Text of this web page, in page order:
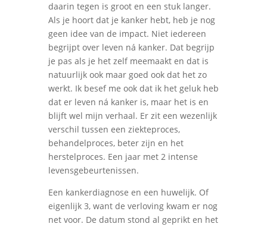
daarin tegen is groot en een stuk langer.
Als je hoort dat je kanker hebt, heb je nog
geen idee van de impact. Niet iedereen
begrijpt over leven ná kanker. Dat begrijp
je pas als je het zelf meemaakt en dat is
natuurlijk ook maar goed ook dat het zo
werkt. Ik besef me ook dat ik het geluk heb
dat er leven ná kanker is, maar het is en
blijft wel mijn verhaal. Er zit een wezenlijk
verschil tussen een ziekteproces,
behandelproces, beter zijn en het
herstelproces. Een jaar met 2 intense
levensgebeurtenissen.
Een kankerdiagnose en een huwelijk. Of
eigenlijk 3, want de verloving kwam er nog
net voor. De datum stond al geprikt en het